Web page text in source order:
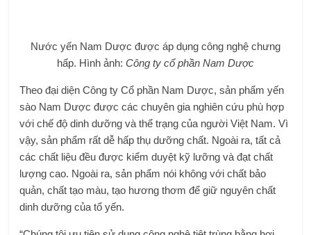
Nước yến Nam Dược được áp dụng công nghệ chưng
hấp. Hình ảnh: Công ty cổ phần Nam Dược
Theo đại diện Công ty Cổ phần Nam Dược, sản phẩm yến
sào Nam Dược được các chuyên gia nghiên cứu phù hợp
với chế độ dinh dưỡng và thể trạng của người Việt Nam. Vì
vậy, sản phẩm rất dễ hấp thụ dưỡng chất. Ngoài ra, tất cả
các chất liệu đều được kiểm duyệt kỹ lưỡng và đạt chất
lượng cao. Ngoài ra, sản phẩm nói không với chất bảo
quản, chất tạo màu, tạo hương thơm để giữ nguyên chất
dinh dưỡng của tổ yến.